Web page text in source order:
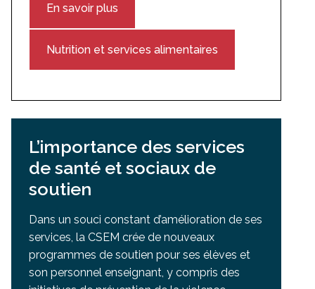
En savoir plus
Nutrition et services alimentaires
L’importance des services
de santé et sociaux de
soutien
Dans un souci constant d’amélioration de ses
services, la CSEM crée de nouveaux
programmes de soutien pour ses élèves et
son personnel enseignant, y compris des